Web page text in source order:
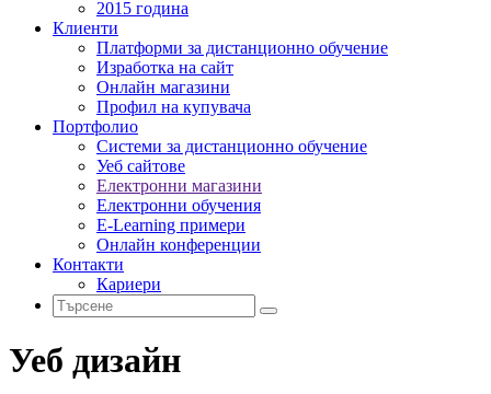
2015 година
Клиенти
Платформи за дистанционно обучение
Изработка на сайт
Онлайн магазини
Профил на купувача
Портфолио
Системи за дистанционно обучение
Уеб сайтове
Електронни магазини
Електронни обучения
E-Learning примери
Онлайн конференции
Контакти
Кариери
Уеб дизайн